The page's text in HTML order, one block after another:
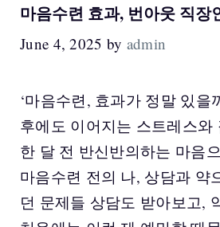
마음수련 효과, 번아웃 직장
June 4, 2025 by admin
‘마음수련, 효과가 정말 있을
후에도 이어지는 스트레스와
한 달 전 반신반의하는 마음
마음수련 전의 나, 상담과 약
던 문제들 상담도 받아보고,